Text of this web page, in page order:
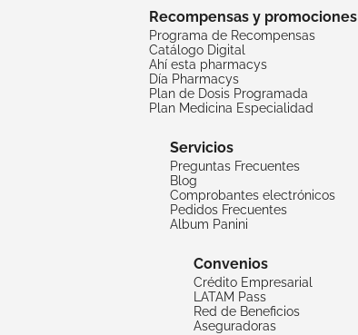
Recompensas y promociones
Programa de Recompensas
Catálogo Digital
Ahí esta pharmacys
Día Pharmacys
Plan de Dosis Programada
Plan Medicina Especialidad
Servicios
Preguntas Frecuentes
Blog
Comprobantes electrónicos
Pedidos Frecuentes
Album Panini
Convenios
Crédito Empresarial
LATAM Pass
Red de Beneficios
Aseguradoras